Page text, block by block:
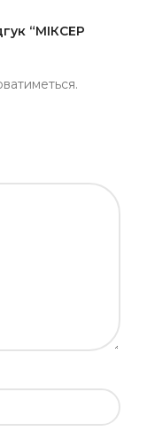
“МІКСЕР